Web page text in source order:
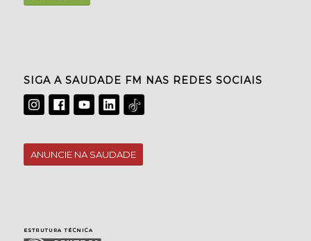
SIGA A SAUDADE FM NAS REDES SOCIAIS
ANUNCIE NA SAUDADE